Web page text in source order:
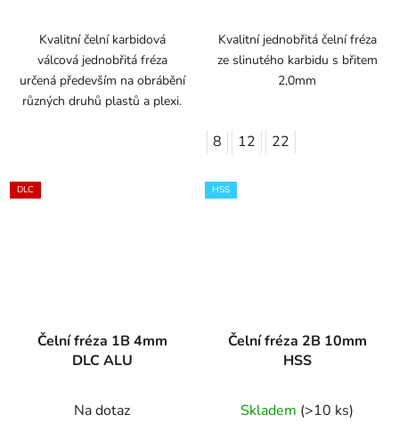
Kvalitní čelní karbidová
válcová jednobřitá fréza
určená především na obrábění
různých druhů plastů a plexi.
Kvalitní jednobřitá čelní fréza
ze slinutého karbidu s břitem
2,0mm
8 12 22
DLC
Čelní fréza 1B 4mm
DLC ALU
Na dotaz
HSS
Čelní fréza 2B 10mm
HSS
Skladem (>10 ks)